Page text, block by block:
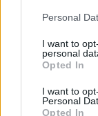
Please note that
not limited to
grant or deny
use your data
consent section.
Personal
I want to
personal
Opted In
I want to
Personal
Opted In